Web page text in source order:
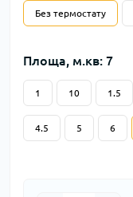
Без термостату
Площа, м.кв: 7
1 10 1.5
4.5 5 6